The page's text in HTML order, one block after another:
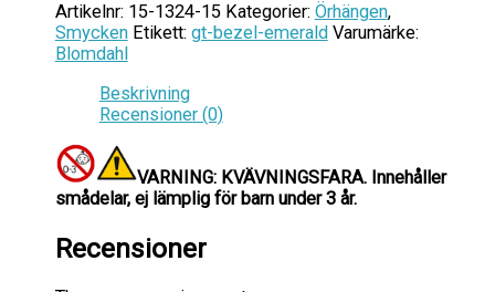
Artikelnr: 15-1324-15 Kategorier: Örhängen,
Smycken Etikett: gt-bezel-emerald Varumärke:
Blomdahl
Beskrivning
Recensioner (0)
VARNING: KVÄVNINGSFARA. Innehåller
smådelar, ej lämplig för barn under 3 år.
Recensioner